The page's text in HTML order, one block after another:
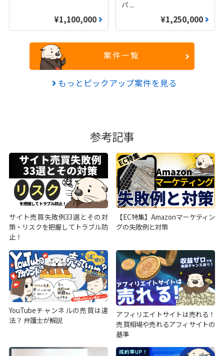
¥1,100,000
パ ...
¥1,250,000
案件一覧
もっとピックアップ案件を見る
参考記事
サイト売買失敗例33選とその対
策・リスクを把握してトラブル防
止！
【EC特集】Amazonマーケティン
グの失敗例と対策
YouTubeチャンネルの売買は違
法？ 弁護士が解説
アフィリエイトサイトは売れる！
売買相場や売れるアフィサイトの
基準